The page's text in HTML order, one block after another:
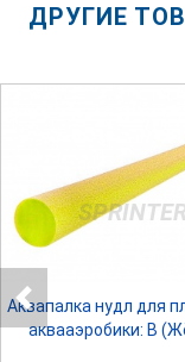
ДРУГИЕ
Аквапалка нудл для
аквааэробики: B